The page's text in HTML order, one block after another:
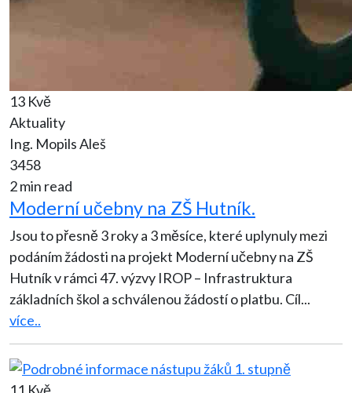
13 Kvě
Aktuality
Ing. Mopils Aleš
3458
2 min read
Moderní učebny na ZŠ Hutník.
Jsou to přesně 3 roky a 3 měsíce, které uplynuly mezi
podáním žádosti na projekt Moderní učebny na ZŠ
Hutník v rámci 47. výzvy IROP – Infrastruktura
základních škol a schválenou žádostí o platbu. Cíl...
více..